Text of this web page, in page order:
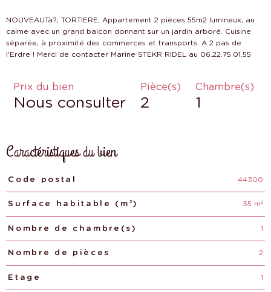
NOUVEAUTà?, TORTIERE, Appartement 2 pièces 55m2 lumineux, au
calme avec un grand balcon donnant sur un jardin arboré. Cuisine
séparée, à proximité des commerces et transports. A 2 pas de
Prix du bien
Nous consulter
Pièce(s)
2
Chambre(s)
1
Caractéristiques du bien
Caractéristiques Valeurs
Code postal 44300
Surface habitable (m²) 55 m²
Nombre de chambre(s) 1
Nombre de pièces 2
Etage 1